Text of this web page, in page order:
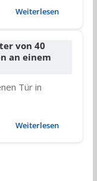
Weiterlesen
von 40
an einem
Tür in
Weiterlesen